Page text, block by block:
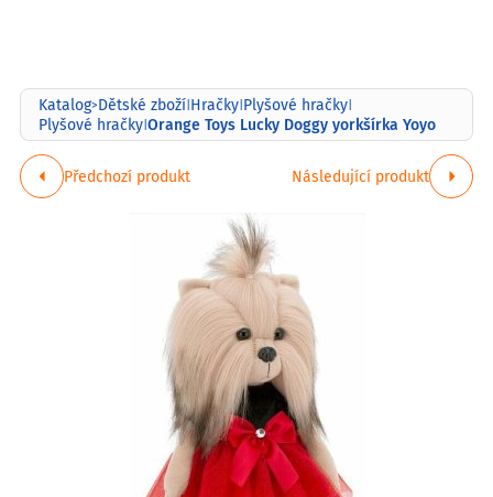
Katalog>Dětské zboží|Hračky|Plyšové hračky|
Plyšové hračky|Orange Toys Lucky Doggy yorkšírka Yoyo
Předchozí produkt Následující produkt